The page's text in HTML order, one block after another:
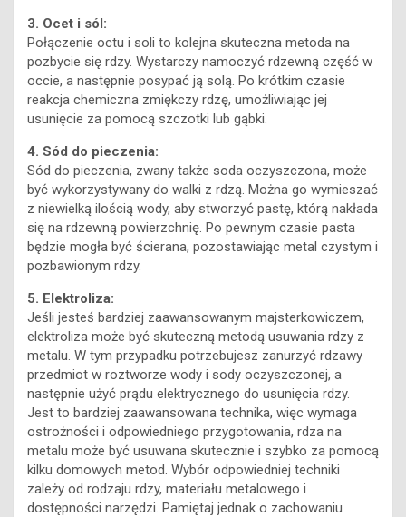
3. Ocet i sól:
Połączenie octu i soli to kolejna skuteczna metoda na
pozbycie się rdzy. Wystarczy namoczyć rdzewną część w
occie, a następnie posypać ją solą. Po krótkim czasie
reakcja chemiczna zmiękczy rdzę, umożliwiając jej
usunięcie za pomocą szczotki lub gąbki.
4. Sód do pieczenia:
Sód do pieczenia, zwany także soda oczyszczona, może
być wykorzystywany do walki z rdzą. Można go wymieszać
z niewielką ilością wody, aby stworzyć pastę, którą nakłada
się na rdzewną powierzchnię. Po pewnym czasie pasta
będzie mogła być ścierana, pozostawiając metal czystym i
pozbawionym rdzy.
5. Elektroliza:
Jeśli jesteś bardziej zaawansowanym majsterkowiczem,
elektroliza może być skuteczną metodą usuwania rdzy z
metalu. W tym przypadku potrzebujesz zanurzyć rdzawy
przedmiot w roztworze wody i sody oczyszczonej, a
następnie użyć prądu elektrycznego do usunięcia rdzy.
Jest to bardziej zaawansowana technika, więc wymaga
ostrożności i odpowiedniego przygotowania, rdza na
metalu może być usuwana skutecznie i szybko za pomocą
kilku domowych metod. Wybór odpowiedniej techniki
zależy od rodzaju rdzy, materiału metalowego i
dostępności narzędzi. Pamiętaj jednak o zachowaniu